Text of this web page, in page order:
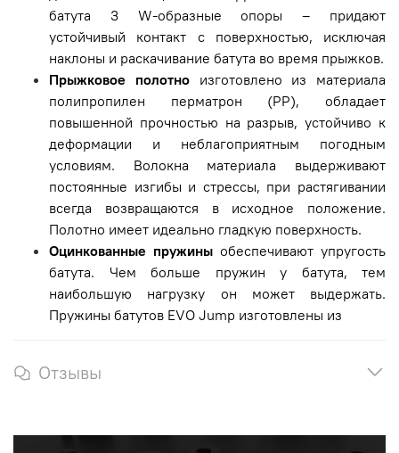
батута 3 W-образные опоры – придают
устойчивый контакт с поверхностью, исключая
наклоны и раскачивание батута во время прыжков.
Прыжковое полотноизготовлено из материала
полипропилен перматрон (PP), обладает
повышенной прочностью на разрыв, устойчиво к
деформации и неблагоприятным погодным
условиям. Волокна материала выдерживают
постоянные изгибы и стрессы, при растягивании
всегда возвращаются в исходное положение.
Полотно имеет идеально гладкую поверхность.
Оцинкованные пружины обеспечивают упругость
батута. Чем больше пружин у батута, тем
наибольшую нагрузку он может выдержать.
Пружины батутов EVO Jump изготовлены из
Отзывы